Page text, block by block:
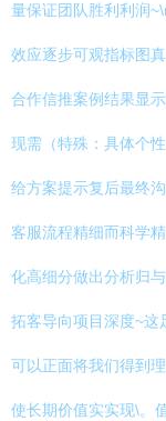
量保证团队胜利利润
效应逐步可观指标图
合作信推案例结果显
现需（特殊：具体个
给方案提示复后最终
客服流程精细而科学
化高细分做出分析归
拓客导向项目深度~这
可以正面将我们得到
使长期价值实实现\。